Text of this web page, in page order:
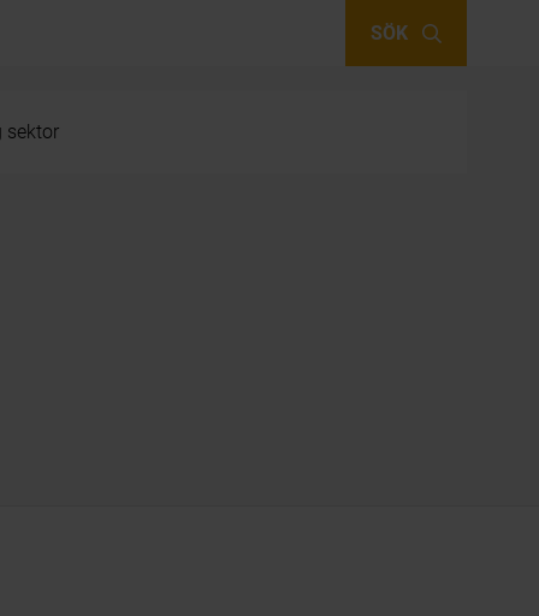
SÖK
sektor